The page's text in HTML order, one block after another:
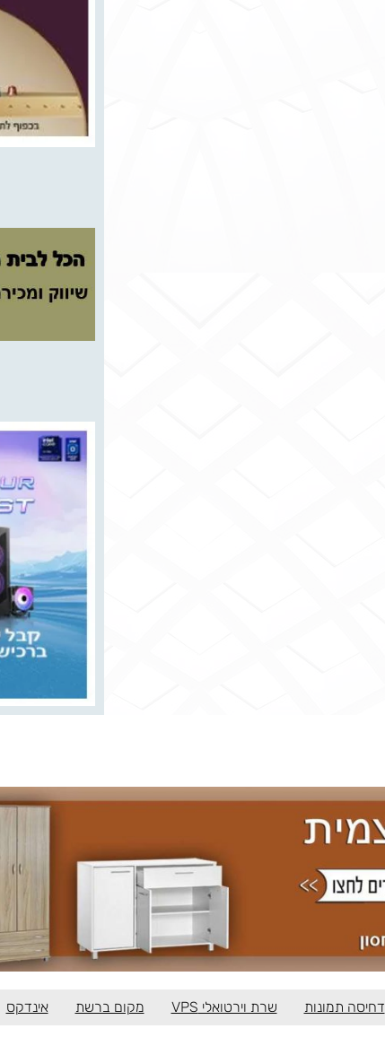
דחיסה תמונות שרת וירטואלי VPS מקום ברשת אינדקס